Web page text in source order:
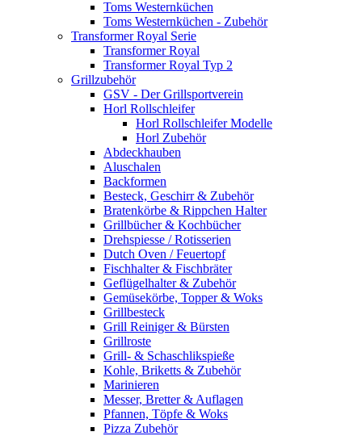
Toms Westernküchen
Toms Westernküchen - Zubehör
Transformer Royal Serie
Transformer Royal
Transformer Royal Typ 2
Grillzubehör
GSV - Der Grillsportverein
Horl Rollschleifer
Horl Rollschleifer Modelle
Horl Zubehör
Abdeckhauben
Aluschalen
Backformen
Besteck, Geschirr & Zubehör
Bratenkörbe & Rippchen Halter
Grillbücher & Kochbücher
Drehspiesse / Rotisserien
Dutch Oven / Feuertopf
Fischhalter & Fischbräter
Geflügelhalter & Zubehör
Gemüsekörbe, Topper & Woks
Grillbesteck
Grill Reiniger & Bürsten
Grillroste
Grill- & Schaschlikspieße
Kohle, Briketts & Zubehör
Marinieren
Messer, Bretter & Auflagen
Pfannen, Töpfe & Woks
Pizza Zubehör